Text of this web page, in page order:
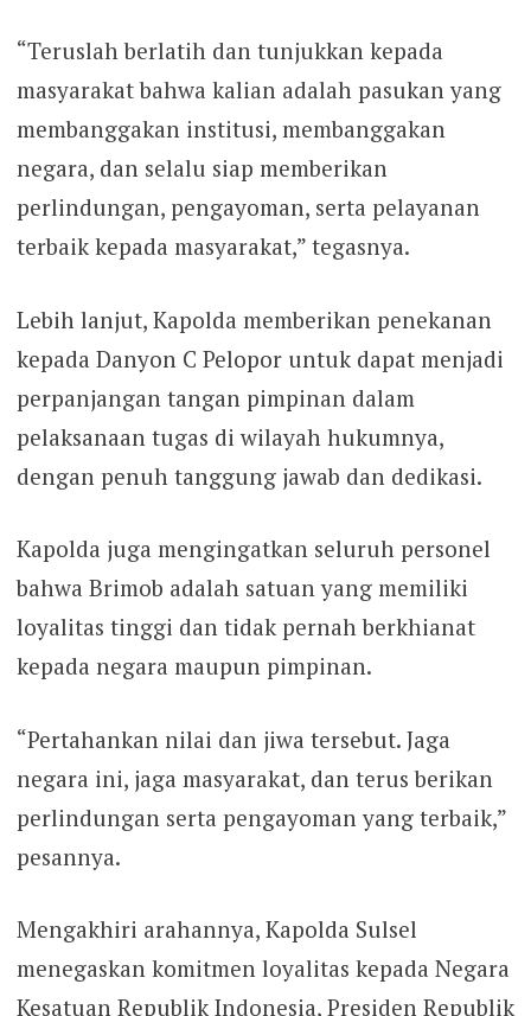
“Teruslah berlatih dan tunjukkan kepada
masyarakat bahwa kalian adalah pasukan yang
membanggakan institusi, membanggakan
negara, dan selalu siap memberikan
perlindungan, pengayoman, serta pelayanan
terbaik kepada masyarakat,” tegasnya.
Lebih lanjut, Kapolda memberikan penekanan
kepada Danyon C Pelopor untuk dapat menjadi
perpanjangan tangan pimpinan dalam
pelaksanaan tugas di wilayah hukumnya,
dengan penuh tanggung jawab dan dedikasi.
Kapolda juga mengingatkan seluruh personel
bahwa Brimob adalah satuan yang memiliki
loyalitas tinggi dan tidak pernah berkhianat
kepada negara maupun pimpinan.
“Pertahankan nilai dan jiwa tersebut. Jaga
negara ini, jaga masyarakat, dan terus berikan
perlindungan serta pengayoman yang terbaik,”
pesannya.
Mengakhiri arahannya, Kapolda Sulsel
menegaskan komitmen loyalitas kepada Negara
Kesatuan Republik Indonesia, Presiden Republik